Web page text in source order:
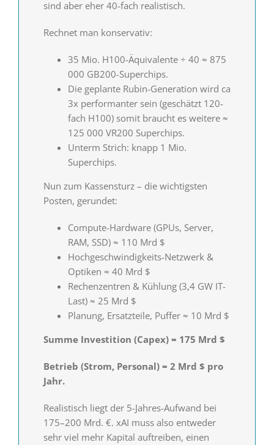
sind aber eher 40-fach realistisch.
Rechnet man konservativ:
35 Mio. H100-Äquivalente ÷ 40 ≈ 875
000 GB200-Superchips.
Die geplante Rubin-Generation wird ca
3x performanter sein (geschätzt 120-
fach H100) somit braucht es weitere ≈
125 000 VR200 Superchips.
Unterm Strich: knapp 1 Mio.
Superchips.
Nun zum Kassensturz – die wichtigsten
Posten, gerundet:
Compute-Hardware (GPUs, Server,
RAM, SSD) ≈ 110 Mrd $
Hochgeschwindigkeits-Netzwerk &
Optiken ≈ 40 Mrd $
Rechenzentren & Kühlung (3,4 GW IT-
Last) ≈ 25 Mrd $
Planung, Ersatzteile, Puffer ≈ 10 Mrd $
Summe Investition (Capex) ≈ 175 Mrd $
Betrieb (Strom, Personal) ≈ 2 Mrd $ pro
Jahr.
Realistisch liegt der 5-Jahres-Aufwand bei
175–200 Mrd. €. xAI muss also entweder
sehr viel mehr Kapital auftreiben, einen